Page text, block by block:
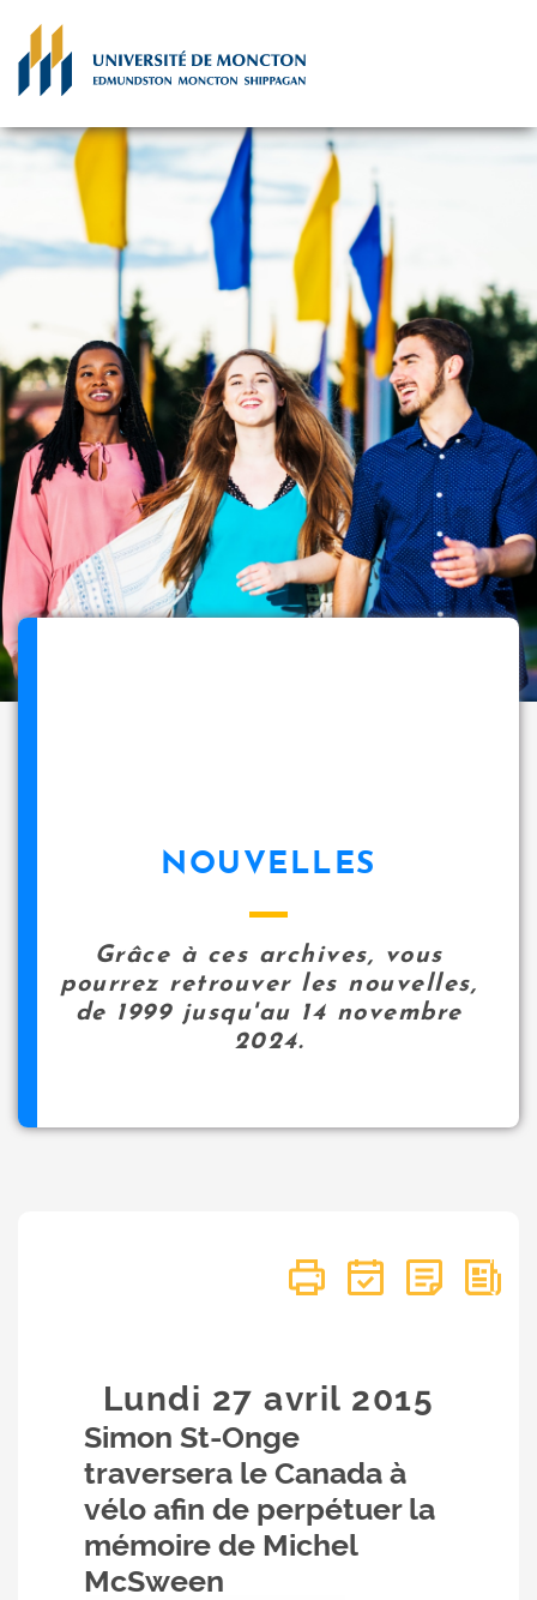
NOUVELLES
Grâce à ces archives, vous
pourrez retrouver les nouvelles,
de 1999 jusqu'au 14 novembre
2024.
Lundi 27avril 2015
Simon St-Onge
traversera le Canada à
vélo afin de perpétuer la
mémoire de Michel
McSween